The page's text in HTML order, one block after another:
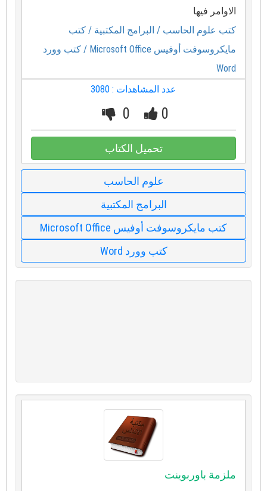
الاوامر فيها
كتب علوم الحاسب / البرامج المكتبية / كتب
مايكروسوفت أوفيس Microsoft Office
/ كتب وورد
Word
عدد المشاهدات : 3080
0
0
تحميل الكتاب
علوم الحاسب
البرامج المكتبية
كتب مايكروسوفت أوفيس Microsoft Office
كتب وورد Word
ملزمة باوربوينت